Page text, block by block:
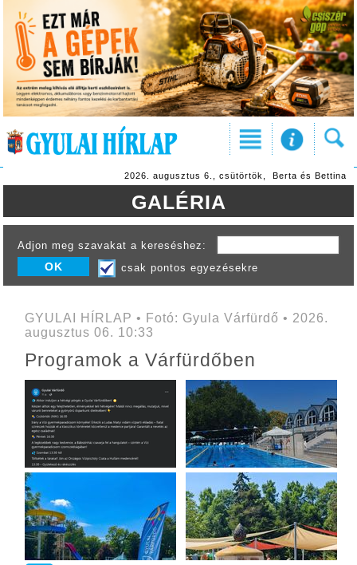
2026. augusztus 6., csütörtök, Berta és Bettina
GALÉRIA
Adjon meg szavakat a kereséshez:
csak pontos egyezésekre
GYULAI HÍRLAP • Fotó: Gyula Várfürdő • 2026.
augusztus 06. 10:33
Programok a Várfürdőben